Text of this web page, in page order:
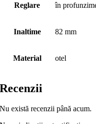
Reglare în
Inaltime 82 mm
Material otel
Recenzii
Nu există recenzii până acum.